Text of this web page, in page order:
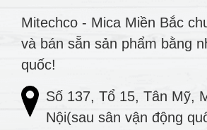
Mitechco - Mica Miền Bắc
và bán sẵn sản phẩm bằng
quốc!
Số 137, Tổ 15, Tân Mỹ,
Nội(sau sân vận động